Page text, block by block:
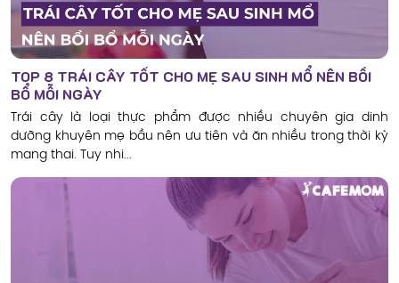
TOP 8 TRÁI CÂY TỐT CHO MẸ SAU SINH MỔ NÊN BỒI
BỔ MỖI NGÀY
Trái cây là loại thực phẩm được nhiều chuyên gia dinh
dưỡng khuyên mẹ bầu nên ưu tiên và ăn nhiều trong thời kỳ
mang thai. Tuy nhi...